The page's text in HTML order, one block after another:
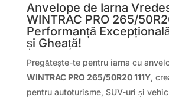
Anvelope de Iarna
WINTRAC PRO 265/
Performanță
și Gheață!
Pregătește-te pentru iarna cu
WINTRAC PRO 265/50R20 111Y,
pentru autoturisme, SUV-uri și